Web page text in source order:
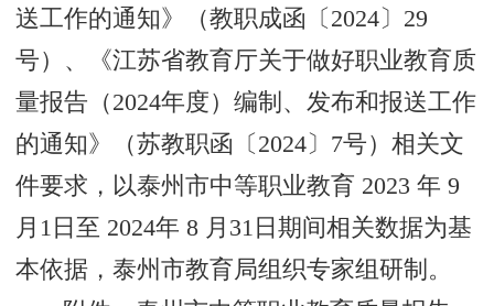
送工作的通知》（教职成函〔2024〕29
号）、《江苏省教育厅关于做好职业教育质
量报告（2024年度）编制、发布和报送工作
的通知》（苏教职函〔2024〕7号）相关文
件要求，以泰州市中等职业教育 2023 年 9
月1日至 2024年 8 月31日期间相关数据为基
本依据，泰州市教育局组织专家组研制。